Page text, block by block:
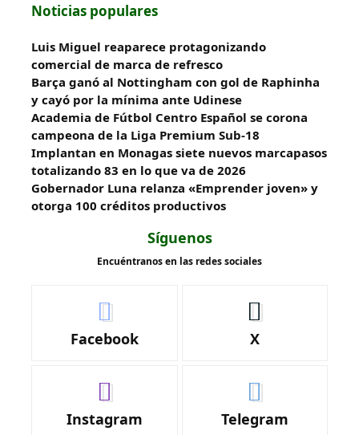
Noticias populares
Luis Miguel reaparece protagonizando
comercial de marca de refresco
Barça ganó al Nottingham con gol de Raphinha
y cayó por la mínima ante Udinese
Academia de Fútbol Centro Español se corona
campeona de la Liga Premium Sub-18
Implantan en Monagas siete nuevos marcapasos
totalizando 83 en lo que va de 2026
Gobernador Luna relanza «Emprender joven» y
otorga 100 créditos productivos
Síguenos
Encuéntranos en las redes sociales
Facebook X
Instagram Telegram